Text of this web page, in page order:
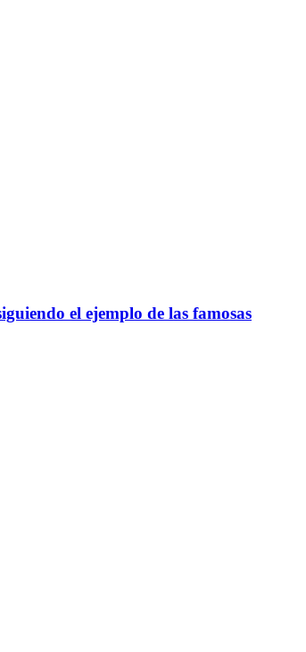
el ejemplo de las famosas